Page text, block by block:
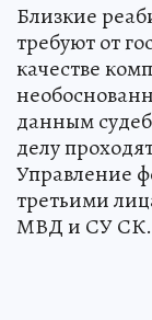
Близкие
требуют от
качестве
данным
делу
Управление
третьими
МВД и СУ СК.